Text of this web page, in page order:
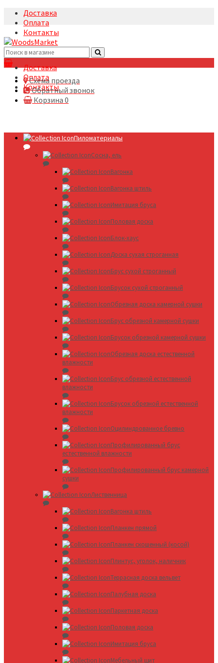
Доставка
Оплата
Контакты
+7(495)5322633
Доставка
Оплата
Контакты
Схема проезда
Обратный звонок
Корзина 0
Пиломатериалы
Сосна, ель
Вагонка
Вагонка штиль
Имитация бруса
Половая доска
Блок-хаус
Доска сухая строганная
Брус сухой строганный
Брусок сухой строганный
Обрезная доска камерной сушки
Брус обрезной камерной сушки
Брусок обрезной камерной сушки
Обрезная доска естественной
влажности
Брус обрезной естественной
влажности
Брусок обрезной естественной
влажности
Оцилиндрованное бревно
Профилированный брус
естественной влажности
Профилированный брус камерной
сушки
Лиственница
Вагонка штиль
Планкен прямой
Планкен скошенный (косой)
Плинтус, уголок, наличник
Террасная доска вельвет
Палубная доска
Паркетная доска
Половая доска
Имитация бруса
Мебельный щит